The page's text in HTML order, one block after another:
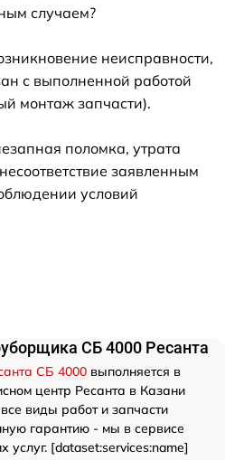
случаем?
неисправности,
с выполненной работой
монтаж запчасти).
поломка, утрата
заявленным
условий
СБ 4000 Ресанта
СБ 4000 выполняется в
центр Ресанта в Казани
виды работ и запчасти
гарантию - мы в сервисе
[dataset:services:name]